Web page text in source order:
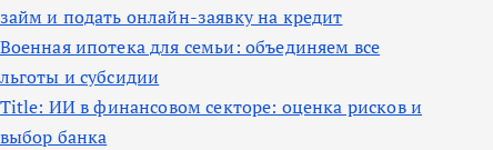
займ и подать онлайн-заявку на кредит
Военная ипотека для семьи: объединяем все
льготы и субсидии
Title: ИИ в финансовом секторе: оценка рисков и
выбор банка